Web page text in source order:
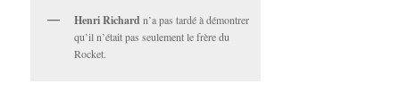
Henri Richard n’a pas tardé à démontrer
qu’il n’était pas seulement le frère du
Rocket.